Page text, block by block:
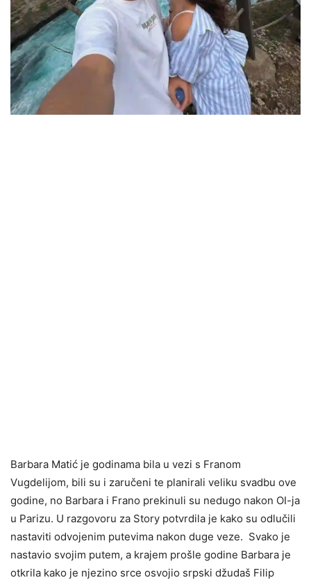
Barbara Matić je godinama bila u vezi s Franom
Vugdelijom, bili su i zaručeni te planirali veliku svadbu ove
godine, no Barbara i Frano prekinuli su nedugo nakon OI-ja
u Parizu. U razgovoru za Story potvrdila je kako su odlučili
nastaviti odvojenim putevima nakon duge veze. Svako je
nastavio svojim putem, a krajem prošle godine Barbara je
otkrila kako je njezino srce osvojio srpski džudaš Filip